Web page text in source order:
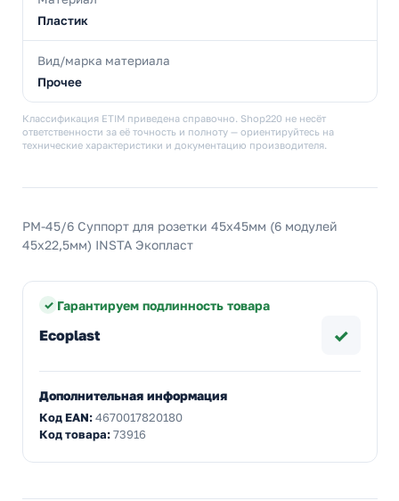
Пластик
Вид/марка материала
Прочее
Классификация ETIM приведена справочно. Shop220 не несёт
ответственности за её точность и полноту — ориентируйтесь на
технические характеристики и документацию производителя.
PM-45/6 Суппорт для розетки 45x45мм (6 модулей
45х22,5мм) INSTA Экопласт
Гарантируем подлинность товара
Ecoplast ✓
Дополнительная информация
Код EAN:4670017820180
Код товара:73916